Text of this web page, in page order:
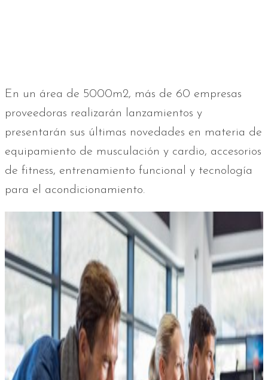
En un área de 5000m2, más de 60 empresas
proveedoras realizarán lanzamientos y
presentarán sus últimas novedades en materia de
equipamiento de musculación y cardio, accesorios
de fitness, entrenamiento funcional y tecnología
para el acondicionamiento.